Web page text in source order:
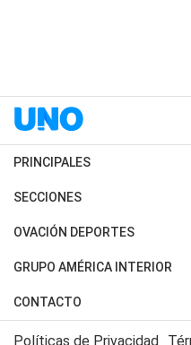
PRINCIPALES
Últimas Noticias
Política
Judiciales
Economia
SECCIONES
Horóscopo
Motores
Trucos caseros
OVACIÓN DEPORTES
Fútbol
Mundial
Automovilismo
GRUPO AMÉRICA INTERIOR
Canal 7 en Vivo
CONTACTO
Acerca de Nosotros
Políticas de Privacidad